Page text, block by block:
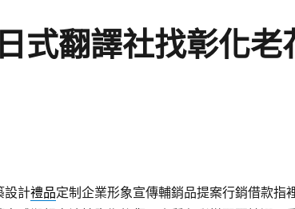
式翻譯社找彰化老
設計禮品定制企業形象宣傳輔銷品提案行銷借款指